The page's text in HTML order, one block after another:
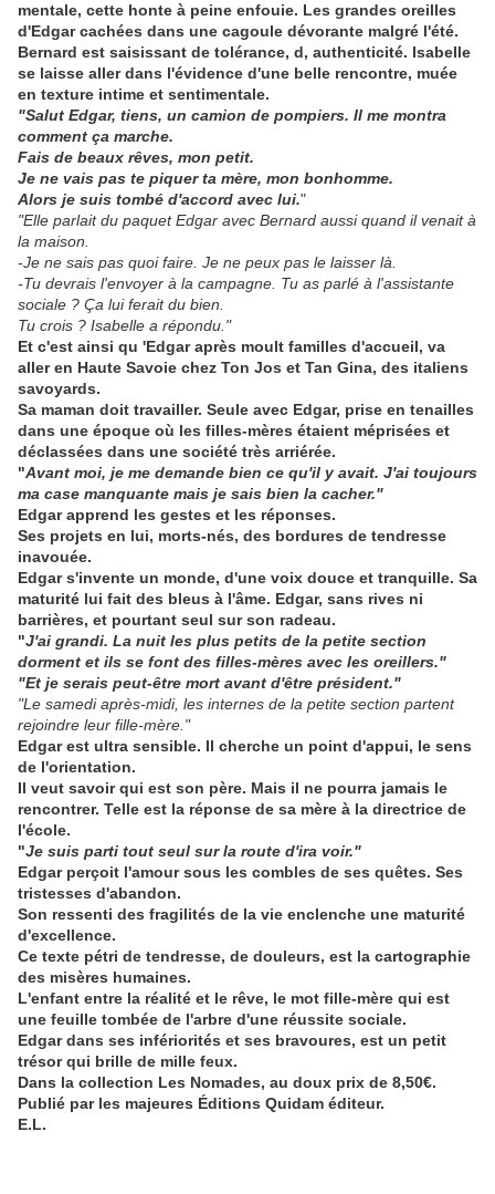
mentale, cette honte à peine enfouie. Les grandes oreilles
d'Edgar cachées dans une cagoule dévorante malgré l'été.
Bernard est saisissant de tolérance, d, authenticité. Isabelle
se laisse aller dans l'évidence d'une belle rencontre, muée
en texture intime et sentimentale.
"Salut Edgar, tiens, un camion de pompiers. Il me montra
comment ça marche.
Fais de beaux rêves, mon petit.
Je ne vais pas te piquer ta mère, mon bonhomme.
Alors je suis tombé d'accord avec lui."
"Elle parlait du paquet Edgar avec Bernard aussi quand il venait à
la maison.
-Je ne sais pas quoi faire. Je ne peux pas le laisser là.
-Tu devrais l'envoyer à la campagne. Tu as parlé à l'assistante
sociale ? Ça lui ferait du bien.
Tu crois ? Isabelle a répondu."
Et c'est ainsi qu 'Edgar après moult familles d'accueil, va
aller en Haute Savoie chez Ton Jos et Tan Gina, des italiens
savoyards.
Sa maman doit travailler. Seule avec Edgar, prise en tenailles
dans une époque où les filles-mères étaient méprisées et
déclassées dans une société très arriérée.
"Avant moi, je me demande bien ce qu'il y avait. J'ai toujours
ma case manquante mais je sais bien la cacher."
Edgar apprend les gestes et les réponses.
Ses projets en lui, morts-nés, des bordures de tendresse
inavouée.
Edgar s'invente un monde, d'une voix douce et tranquille. Sa
maturité lui fait des bleus à l'âme. Edgar, sans rives ni
barrières, et pourtant seul sur son radeau.
"J'ai grandi. La nuit les plus petits de la petite section
dorment et ils se font des filles-mères avec les oreillers."
"Et je serais peut-être mort avant d'être président."
"Le samedi après-midi, les internes de la petite section partent
rejoindre leur fille-mère."
Edgar est ultra sensible. Il cherche un point d'appui, le sens
de l'orientation.
Il veut savoir qui est son père. Mais il ne pourra jamais le
rencontrer. Telle est la réponse de sa mère à la directrice de
l'école.
"Je suis parti tout seul sur la route d'ira voir."
Edgar perçoit l'amour sous les combles de ses quêtes. Ses
tristesses d'abandon.
Son ressenti des fragilités de la vie enclenche une maturité
d'excellence.
Ce texte pétri de tendresse, de douleurs, est la cartographie
des misères humaines.
L'enfant entre la réalité et le rêve, le mot fille-mère qui est
une feuille tombée de l'arbre d'une réussite sociale.
Edgar dans ses infériorités et ses bravoures, est un petit
trésor qui brille de mille feux.
Dans la collection Les Nomades, au doux prix de 8,50€.
Publié par les majeures Éditions Quidam éditeur.
E.L.